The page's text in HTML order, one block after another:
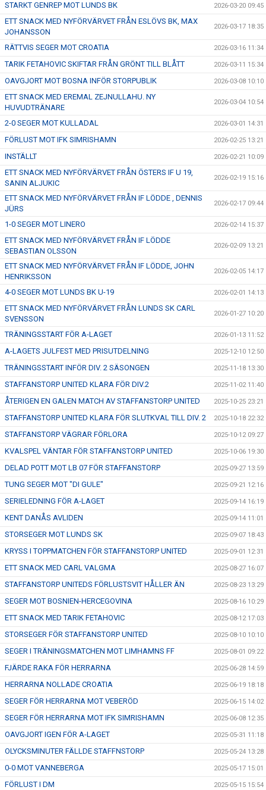
STARKT GENREP MOT LUNDS BK 2026-03-20 09:45
ETT SNACK MED NYFÖRVÄRVET FRÅN ESLÖVS BK, MAX
JOHANSSON
2026-03-17 18:35
RÄTTVIS SEGER MOT CROATIA 2026-03-16 11:34
TARIK FETAHOVIC SKIFTAR FRÅN GRÖNT TILL BLÅTT 2026-03-11 15:34
OAVGJORT MOT BOSNA INFÖR STORPUBLIK 2026-03-08 10:10
ETT SNACK MED EREMAL ZEJNULLAHU. NY
HUVUDTRÄNARE
2026-03-04 10:54
2-0 SEGER MOT KULLADAL 2026-03-01 14:31
FÖRLUST MOT IFK SIMRISHAMN 2026-02-25 13:21
INSTÄLLT 2026-02-21 10:09
ETT SNACK MED NYFÖRVÄRVET FRÅN ÖSTERS IF U 19,
SANIN ALJUKIC
2026-02-19 15:16
ETT SNACK MED NYFÖRVÄRVET FRÅN IF LÖDDE , DENNIS
JÜRS
2026-02-17 09:44
1-0 SEGER MOT LINERO 2026-02-14 15:37
ETT SNACK MED NYFÖRVÄRVET FRÅN IF LÖDDE
SEBASTIAN OLSSON
2026-02-09 13:21
ETT SNACK MED NYFÖRVÄRVET FRÅN IF LÖDDE, JOHN
HENRIKSSON
2026-02-05 14:17
4-0 SEGER MOT LUNDS BK U-19 2026-02-01 14:13
ETT SNACK MED NYFÖRVÄRVET FRÅN LUNDS SK CARL
SVENSSON
2026-01-27 10:20
TRÄNINGSSTART FÖR A-LAGET 2026-01-13 11:52
A-LAGETS JULFEST MED PRISUTDELNING 2025-12-10 12:50
TRÄNINGSSTART INFÖR DIV. 2 SÄSONGEN 2025-11-18 13:30
STAFFANSTORP UNITED KLARA FÖR DIV.2 2025-11-02 11:40
ÅTERIGEN EN GALEN MATCH AV STAFFANSTORP UNITED 2025-10-25 23:21
STAFFANSTORP UNITED KLARA FÖR SLUTKVAL TILL DIV. 2 2025-10-18 22:32
STAFFANSTORP VÄGRAR FÖRLORA 2025-10-12 09:27
KVALSPEL VÄNTAR FÖR STAFFANSTORP UNITED 2025-10-06 19:30
DELAD POTT MOT LB 07 FÖR STAFFANSTORP 2025-09-27 13:59
TUNG SEGER MOT "DI GULE" 2025-09-21 12:16
SERIELEDNING FÖR A-LAGET 2025-09-14 16:19
KENT DANÅS AVLIDEN 2025-09-14 11:01
STORSEGER MOT LUNDS SK 2025-09-07 18:43
KRYSS I TOPPMATCHEN FÖR STAFFANSTORP UNITED 2025-09-01 12:31
ETT SNACK MED CARL VALGMA 2025-08-27 16:07
STAFFANSTORP UNITEDS FÖRLUSTSVIT HÅLLER ÄN 2025-08-23 13:29
SEGER MOT BOSNIEN-HERCEGOVINA 2025-08-16 10:29
ETT SNACK MED TARIK FETAHOVIC 2025-08-12 17:03
STORSEGER FÖR STAFFANSTORP UNITED 2025-08-10 10:10
SEGER I TRÄNINGSMATCHEN MOT LIMHAMNS FF 2025-08-01 09:22
FJÄRDE RAKA FÖR HERRARNA 2025-06-28 14:59
HERRARNA NOLLADE CROATIA 2025-06-19 18:18
SEGER FÖR HERRARNA MOT VEBERÖD 2025-06-15 14:02
SEGER FÖR HERRARNA MOT IFK SIMRISHAMN 2025-06-08 12:35
OAVGJORT IGEN FÖR A-LAGET 2025-05-31 11:18
OLYCKSMINUTER FÄLLDE STAFFNSTORP 2025-05-24 13:28
0-0 MOT VANNEBERGA 2025-05-17 15:01
FÖRLUST I DM 2025-05-15 15:54